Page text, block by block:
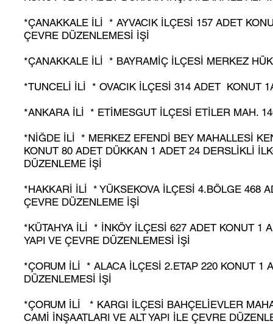
*ÇANAKKALE İLİ * AYVACIK İLÇESİ 157 ADET
ÇEVRE DÜZENLEMESİ İŞİ
*ÇANAKKALE İLİ * BAYRAMİÇ İLÇESİ MERKEZ
*TUNCELİ İLİ * OVACIK İLÇESİ 314 ADET KONUT
*ANKARA İLİ * ETİMESGUT İLÇESİ ETİLER MAH.
*NİĞDE İLİ * MERKEZ EFENDİ BEY MAHALLESİ
KONUT 80 ADET DÜKKAN 1 ADET 24 DERSLİKLİ
DÜZENLEME İŞİ
*HAKKARİ İLİ * YÜKSEKOVA İLÇESİ 4.BÖLGE 468
ÇEVRE DÜZENLEME İŞİ
*KÜTAHYA İLİ * İNKÖY İLÇESİ 627 ADET KONUT 1
YAPI VE ÇEVRE DÜZENLEMESİ İŞİ
*ÇORUM İLİ * ALACA İLÇESİ 2.ETAP 220 KONUT 1
DÜZENLEMESİ İŞİ
*ÇORUM İLİ * KARGI İLÇESİ BAHÇELİEVLER
CAMİ İNŞAATLARI VE ALT YAPI İLE ÇEVRE